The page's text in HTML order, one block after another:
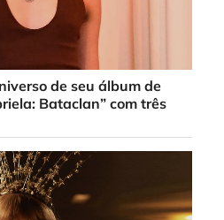
de seu álbum de
Bataclan” com três